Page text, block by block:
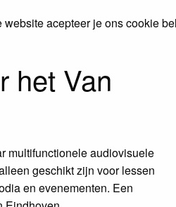
acepteer je ons cookie
het Van
multifunctionele audiovisuele
geschikt zijn voor lessen
en evenementen. Een